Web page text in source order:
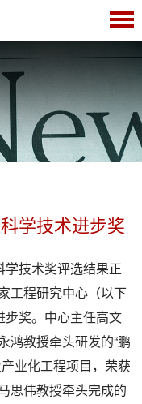
学技术进步奖
技术奖评选结果正
工程研究中心（以下
步奖。中心主任高文
鸿教授牵头研发的“鹏
业化工程项目，荣获
思伟教授牵头完成的